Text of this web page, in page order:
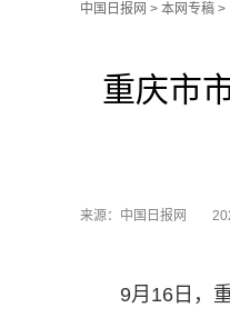
中国日报网 > 本网专稿 >
重庆市
来源：中国日报网
9月16日，